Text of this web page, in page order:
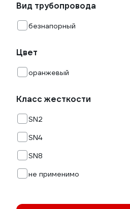
Вид трубопровода
безнапорный
Цвет
оранжевый
Класс жесткости
SN2
SN4
SN8
не применимо